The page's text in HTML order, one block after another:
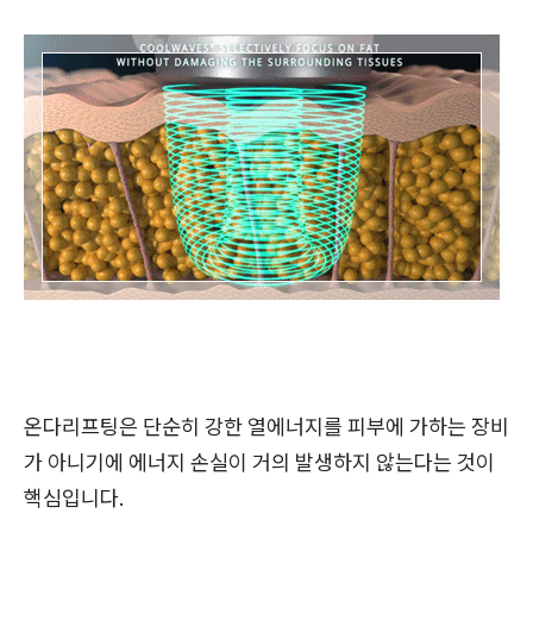
온다리프팅은 단순히 강한 열에너지를 피부에 가하는 장비
가 아니기에 에너지 손실이 거의 발생하지 않는다는 것이
핵심입니다.